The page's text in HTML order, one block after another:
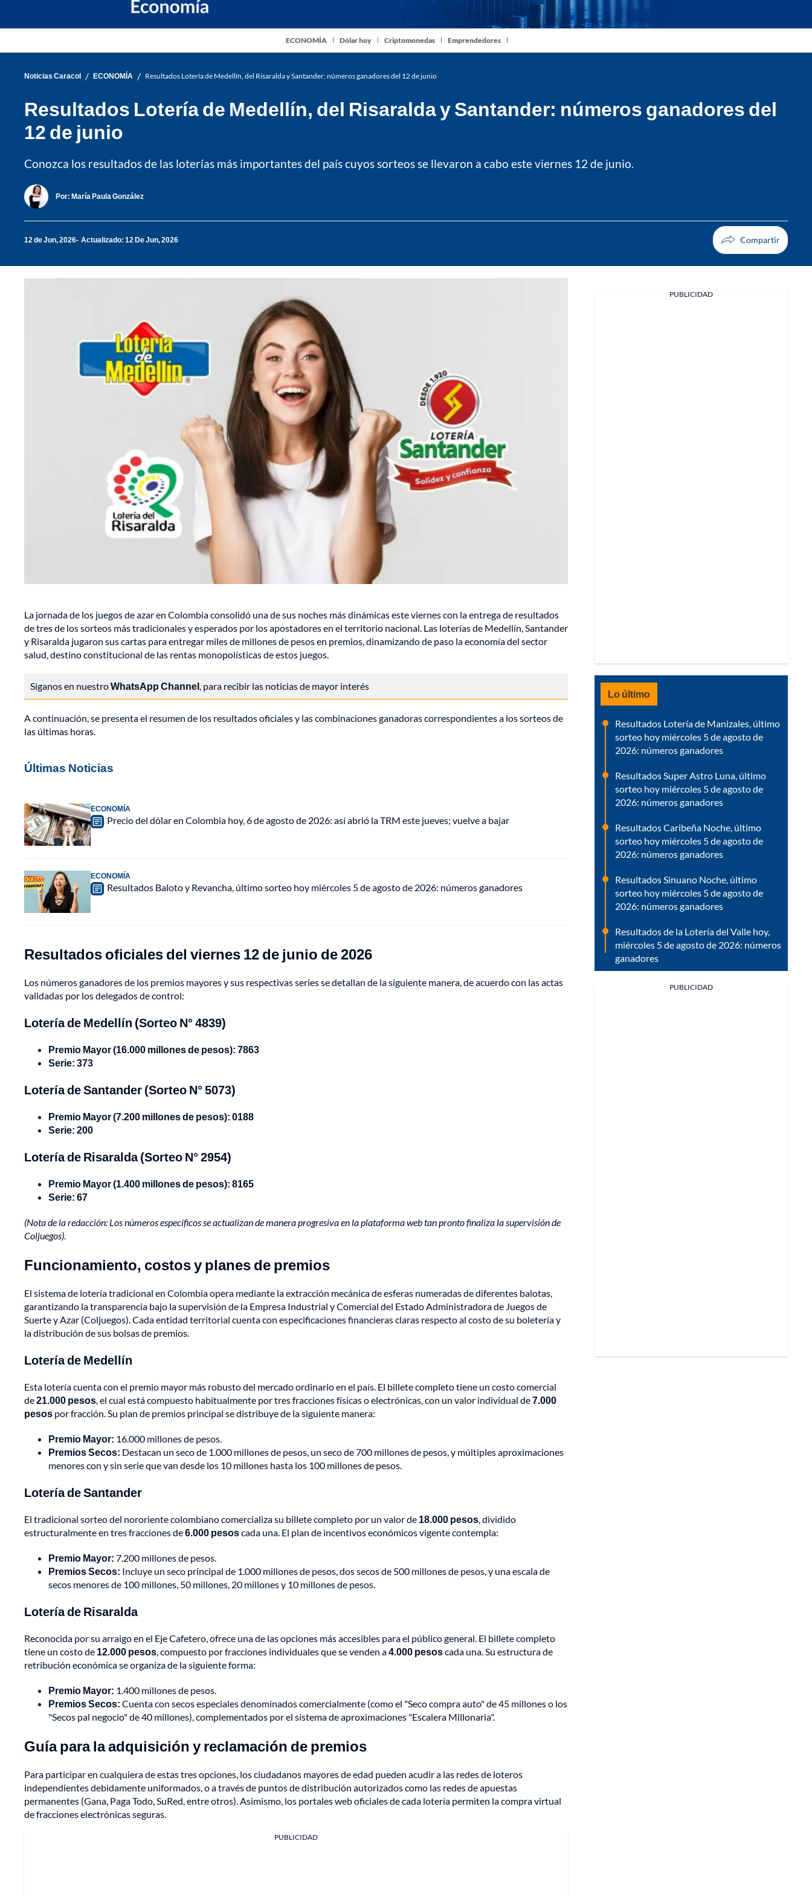
ECONOMÍA Dólar hoy Criptomonedas Emprendedores
Noticias Caracol / ECONOMÍA / Resultados Lotería de Medellín, del Risaralda y Santander: números ganadores del 12 de junio
Resultados Lotería de Medellín, del Risaralda y Santander: números ganadores del
12 de junio
Conozca los resultados de las loterías más importantes del país cuyos sorteos se llevaron a cabo este viernes 12 de junio.
Por: María Paula González
12 de Jun, 2026 Actualizado: 12 De Jun, 2026
La jornada de los juegos de azar en Colombia consolidó una de sus noches más dinámicas este viernes con la entrega de resultados
de tres de los sorteos más tradicionales y esperados por los apostadores en el territorio nacional. Las loterías de Medellín, Santander
y Risaralda jugaron sus cartas para entregar miles de millones de pesos en premios, dinamizando de paso la economía del sector
salud, destino constitucional de las rentas monopolísticas de estos juegos.
Síganos en nuestroWhatsApp Channel, para recibir las noticias de mayor interés
A continuación, se presenta el resumen de los resultados oficiales y las combinaciones ganadoras correspondientes a los sorteos de
las últimas horas.
Últimas Noticias
ECONOMÍA
Precio del dólar en Colombia hoy, 6 de agosto de 2026: así abrió la TRM este jueves; vuelve a bajar
ECONOMÍA
Resultados Baloto y Revancha, último sorteo hoy miércoles 5 de agosto de 2026: números ganadores
Resultados oficiales del viernes 12 de junio de 2026
Los números ganadores de los premios mayores y sus respectivas series se detallan de la siguiente manera, de acuerdo con las actas
validadas por los delegados de control:
Lotería de Medellín (Sorteo N° 4839)
Premio Mayor (16.000 millones de pesos): 7863
Serie: 373
Lotería de Santander (Sorteo N° 5073)
Premio Mayor (7.200 millones de pesos): 0188
Serie: 200
Lotería de Risaralda (Sorteo N° 2954)
Premio Mayor (1.400 millones de pesos): 8165
Serie: 67
(Nota de la redacción: Los números específicos se actualizan de manera progresiva en la plataforma web tan pronto finaliza la supervisión de
Coljuegos).
Funcionamiento, costos y planes de premios
El sistema de lotería tradicional en Colombia opera mediante la extracción mecánica de esferas numeradas de diferentes balotas,
garantizando la transparencia bajo la supervisión de la Empresa Industrial y Comercial del Estado Administradora de Juegos de
Suerte y Azar (Coljuegos). Cada entidad territorial cuenta con especificaciones financieras claras respecto al costo de su boletería y
la distribución de sus bolsas de premios.
Lotería de Medellín
Esta lotería cuenta con el premio mayor más robusto del mercado ordinario en el país. El billete completo tiene un costo comercial
de21.000 pesos, el cual está compuesto habitualmente por tres fracciones físicas o electrónicas, con un valor individual de7.000
pesos por fracción. Su plan de premios principal se distribuye de la siguiente manera:
Premio Mayor: 16.000 millones de pesos.
Premios Secos: Destacan un seco de 1.000 millones de pesos, un seco de 700 millones de pesos, y múltiples aproximaciones
menores con y sin serie que van desde los 10 millones hasta los 100 millones de pesos.
Lotería de Santander
El tradicional sorteo del nororiente colombiano comercializa su billete completo por un valor de 18.000 pesos, dividido
estructuralmente en tres fracciones de6.000 pesoscada una. El plan de incentivos económicos vigente contempla:
Premio Mayor: 7.200 millones de pesos.
Premios Secos: Incluye un seco principal de 1.000 millones de pesos, dos secos de 500 millones de pesos, y una escala de
secos menores de 100 millones, 50 millones, 20 millones y 10 millones de pesos.
Lotería de Risaralda
Reconocida por su arraigo en el Eje Cafetero, ofrece una de las opciones más accesibles para el público general. El billete completo
tiene un costo de 12.000 pesos, compuesto por fracciones individuales que se venden a4.000 pesoscada una. Su estructura de
retribución económica se organiza de la siguiente forma:
Premio Mayor: 1.400 millones de pesos.
Premios Secos: Cuenta con secos especiales denominados comercialmente (como el "Seco compra auto" de 45 millones o los
"Secos pal negocio" de 40 millones), complementados por el sistema de aproximaciones "Escalera Millonaria".
Guía para la adquisición y reclamación de premios
Para participar en cualquiera de estas tres opciones, los ciudadanos mayores de edad pueden acudir a las redes de loteros
independientes debidamente uniformados, o a través de puntos de distribución autorizados como las redes de apuestas
permanentes (Gana, Paga Todo, SuRed, entre otros). Asimismo, los portales web oficiales de cada lotería permiten la compra virtual
de fracciones electrónicas seguras.
PUBLICIDAD
PUBLICIDAD
Lo último
Resultados Lotería de Manizales, último
sorteo hoy miércoles 5 de agosto de
2026: números ganadores
Resultados Super Astro Luna, último
sorteo hoy miércoles 5 de agosto de
2026: números ganadores
Resultados Caribeña Noche, último
sorteo hoy miércoles 5 de agosto de
2026: números ganadores
Resultados Sinuano Noche, último
sorteo hoy miércoles 5 de agosto de
2026: números ganadores
Resultados de la Lotería del Valle hoy,
miércoles 5 de agosto de 2026: números
ganadores
PUBLICIDAD